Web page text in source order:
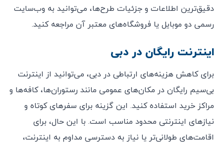
دقیق‌ترین اطلاعات و جزئیات طرح‌ها، می‌توانید به وب‌سایت
رسمی دو موبایل یا فروشگاه‌های معتبر آن مراجعه کنید.
اینترنت رایگان در دبی
برای کاهش هزینه‌های ارتباطی در دبی، می‌توانید از اینترنت
بی‌سیم رایگان در مکان‌های عمومی مانند رستوران‌ها، کافه‌ها و
مراکز خرید استفاده کنید. این گزینه برای سفرهای کوتاه و
نیازهای اینترنتی محدود مناسب است. با این حال، برای
اقامت‌های طولانی‌تر یا نیاز به دسترسی مداوم به اینترنت،